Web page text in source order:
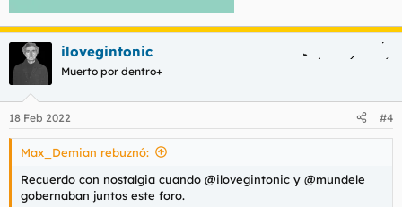
ilovegintonic
Muerto por dentro+
18 Feb 2022 #4
Max_Demian rebuznó:
Recuerdo con nostalgia cuando @ilovegintonic y @mundele
gobernaban juntos este foro.